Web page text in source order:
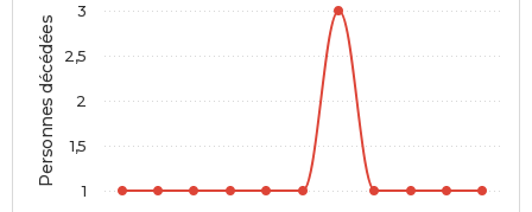
Personnes décédées
1
1,5
2
2,5
3